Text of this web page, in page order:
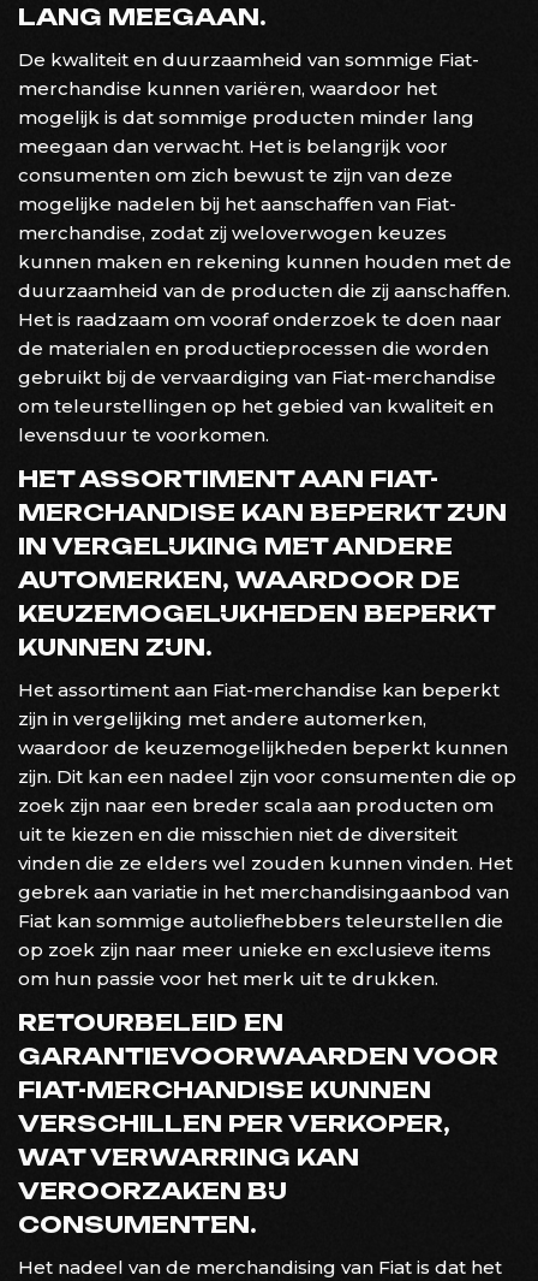
LANG MEEGAAN.
De kwaliteit en duurzaamheid van sommige Fiat-
merchandise kunnen variëren, waardoor het
mogelijk is dat sommige producten minder lang
meegaan dan verwacht. Het is belangrijk voor
consumenten om zich bewust te zijn van deze
mogelijke nadelen bij het aanschaffen van Fiat-
merchandise, zodat zij weloverwogen keuzes
kunnen maken en rekening kunnen houden met de
duurzaamheid van de producten die zij aanschaffen.
Het is raadzaam om vooraf onderzoek te doen naar
de materialen en productieprocessen die worden
gebruikt bij de vervaardiging van Fiat-merchandise
om teleurstellingen op het gebied van kwaliteit en
levensduur te voorkomen.
HET ASSORTIMENT AAN FIAT-
MERCHANDISE KAN BEPERKT ZIJN
IN VERGELIJKING MET ANDERE
AUTOMERKEN, WAARDOOR DE
KEUZEMOGELIJKHEDEN BEPERKT
KUNNEN ZIJN.
Het assortiment aan Fiat-merchandise kan beperkt
zijn in vergelijking met andere automerken,
waardoor de keuzemogelijkheden beperkt kunnen
zijn. Dit kan een nadeel zijn voor consumenten die op
zoek zijn naar een breder scala aan producten om
uit te kiezen en die misschien niet de diversiteit
vinden die ze elders wel zouden kunnen vinden. Het
gebrek aan variatie in het merchandisingaanbod van
Fiat kan sommige autoliefhebbers teleurstellen die
op zoek zijn naar meer unieke en exclusieve items
om hun passie voor het merk uit te drukken.
RETOURBELEID EN
GARANTIEVOORWAARDEN VOOR
FIAT-MERCHANDISE KUNNEN
VERSCHILLEN PER VERKOPER,
WAT VERWARRING KAN
VEROORZAKEN BIJ
CONSUMENTEN.
Het nadeel van de merchandising van Fiat is dat het